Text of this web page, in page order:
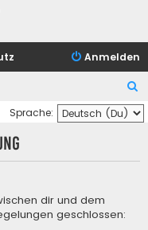
Anmelden
u
c
Sprache:
dir und dem
geschlossen: